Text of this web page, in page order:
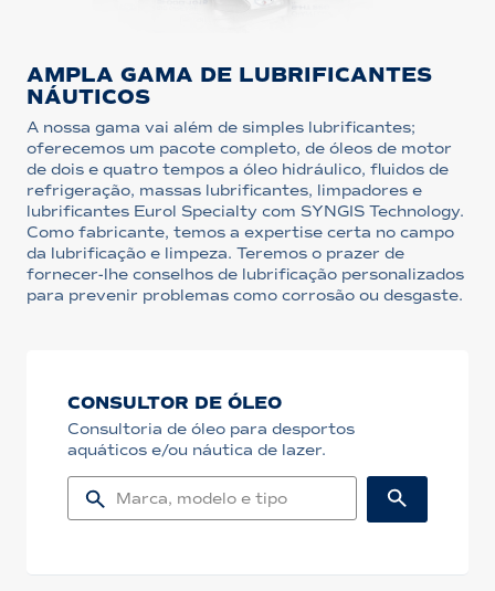
AMPLA GAMA DE LUBRIFICANTES
NÁUTICOS
A nossa gama vai além de simples lubrificantes;
oferecemos um pacote completo, de óleos de motor
de dois e quatro tempos a óleo hidráulico, fluidos de
refrigeração, massas lubrificantes, limpadores e
lubrificantes Eurol Specialty com SYNGIS Technology.
Como fabricante, temos a expertise certa no campo
da lubrificação e limpeza. Teremos o prazer de
fornecer-lhe conselhos de lubrificação personalizados
para prevenir problemas como corrosão ou desgaste.
CONSULTOR DE ÓLEO
Consultoria de óleo para desportos
aquáticos e/ou náutica de lazer.